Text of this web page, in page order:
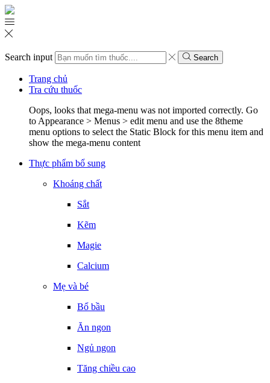
Search input Search
Trang chủ
Tra cứu thuốc
Oops, looks that mega-menu was not imported correctly. Go
to Appearance > Menus > edit menu and use the 8theme
menu options to select the Static Block for this menu item and
show the mega-menu content
Thực phẩm bổ sung
Khoáng chất
Sắt
Kẽm
Magie
Calcium
Mẹ và bé
Bổ bầu
Ăn ngon
Ngủ ngon
Tăng chiều cao